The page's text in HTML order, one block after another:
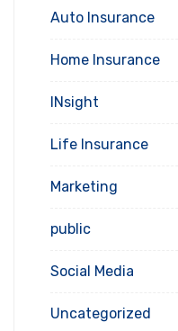
Auto Insurance
Home Insurance
INsight
Life Insurance
Marketing
public
Social Media
Uncategorized